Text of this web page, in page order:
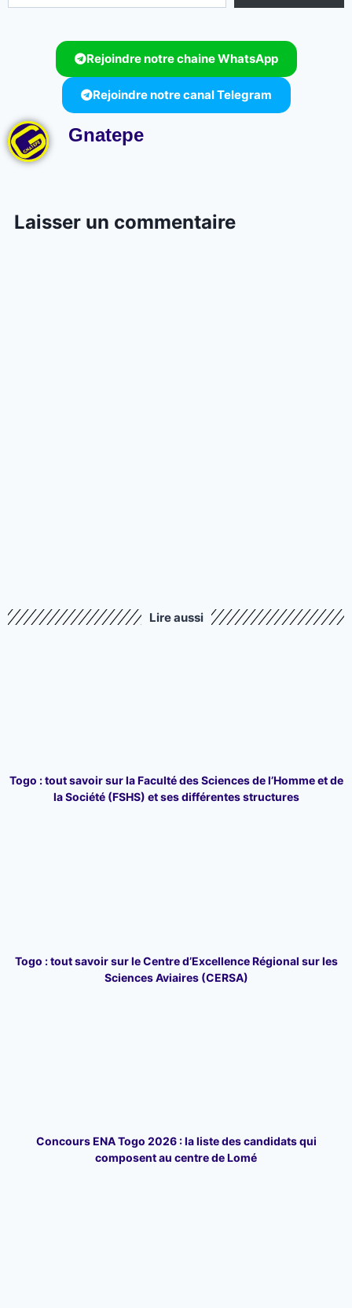
Rejoindre notre chaine WhatsApp
Rejoindre notre canal Telegram
Gnatepe
Laisser un commentaire
Lire aussi
Togo : tout savoir sur la Faculté des Sciences de l’Homme et de
la Société (FSHS) et ses différentes structures
Togo : tout savoir sur le Centre d’Excellence Régional sur les
Sciences Aviaires (CERSA)
Concours ENA Togo 2026 : la liste des candidats qui
composent au centre de Lomé